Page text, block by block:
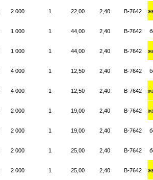
2 000 1 22,00 2,40 B-7642
1 000 1 44,00 2,40 B-7642
1 000 1 44,00 2,40 B-7642
4 000 1 12,50 2,40 B-7642
4 000 1 12,50 2,40 B-7642
2 000 1 19,00 2,40 B-7642
2 000 1 19,00 2,40 B-7642
2 000 1 25,00 2,40 B-7642
2 000 1 25,00 2,40 B-7642